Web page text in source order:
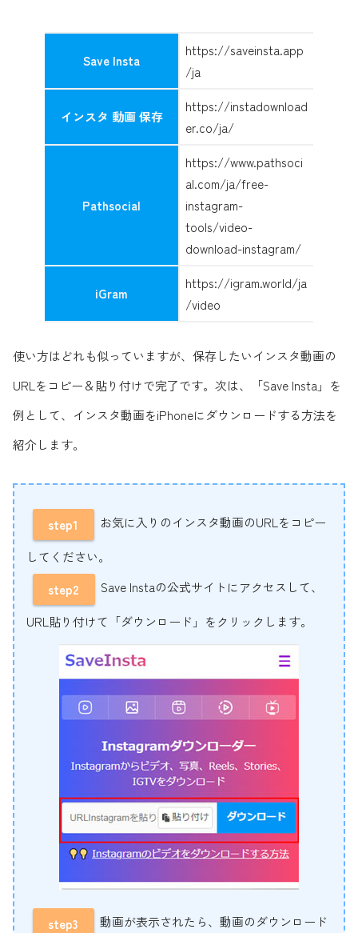
Save Insta
https://saveinsta.app
/ja
インスタ 動画 保存
https://instadownload
er.co/ja/
Pathsocial
https://www.pathsoci
al.com/ja/free-
instagram-
tools/video-
download-instagram/
iGram
https://igram.world/ja
/video
使い方はどれも似っていますが、保存したいインスタ動画の
URLをコピー＆貼り付けで完了です。次は、「Save Insta」を
例として、インスタ動画をiPhoneにダウンロードする方法を
紹介します。
step1 お気に入りのインスタ動画のURLをコピー
してください。
step2
Save Instaの公式サイトにアクセスして、
URL貼り付けて「ダウンロード」をクリックします。
step3 動画が表示されたら、動画のダウンロード